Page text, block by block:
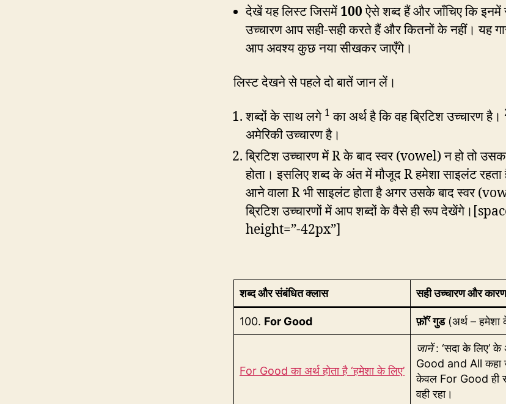
देखें यह लिस्ट जिसमें 100ऐसे शब्द हैं और जाँचिए कि
उच्चारण आप सही-सही करते हैं और कितनों के नहीं। यह
आप अवश्य कुछ नया सीखकर जाएँगे।
लिस्ट देखने से पहले दो बातें जान लें।
शब्दों के साथ लगे 1 का अर्थ है कि वह ब्रिटिश उच्चारण है।
अमेरिकी उच्चारण है।
ब्रिटिश उच्चारण में R के बाद स्वर (vowel) न हो तो
होता। इसलिए शब्द के अंत में मौजूद R हमेशा साइलंट
आने वाला R भी साइलंट होता है अगर उसके बाद स्वर
ब्रिटिश उच्चारणों में आप शब्दों के वैसे ही रूप
height=”-42px”]
शब्द और संबंधित क्लास सही उच्चारण और कारण
100. For Good फ़ॉरगुड(अर्थ – हमेशा
For Good का अर्थ होता है ‘हमेशा के लिए’
जानें: ‘सदा के लिए’
Good and All कहा
केवल For Good ही
वही रहा।